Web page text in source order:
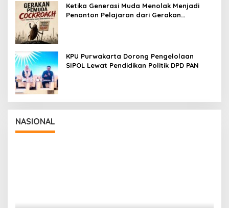
Ketika Generasi Muda Menolak Menjadi
Penonton Pelajaran dari Gerakan
KPU Purwakarta Dorong Pengelolaan
SIPOL Lewat Pendidikan Politik DPD PAN
NASIONAL